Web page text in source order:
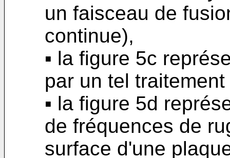
un faisceau de
continue),
▪ la figure 5c
par un tel
▪ la figure 5d
de fréquences de
surface d'une